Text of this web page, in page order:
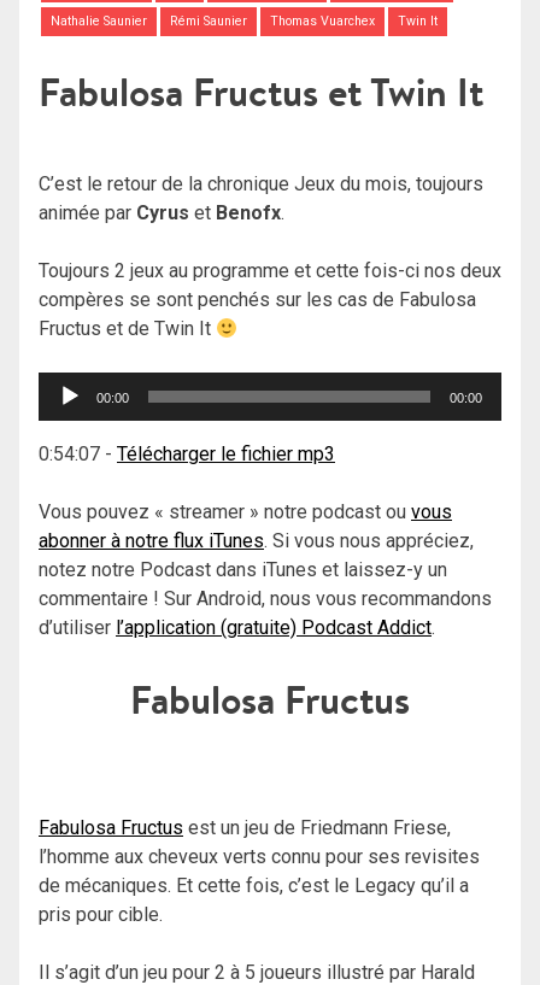
Nathalie Saunier Rémi Saunier Thomas Vuarchex Twin It
Fabulosa Fructus et Twin It
C’est le retour de la chronique Jeux du mois, toujours
animée par Cyrus et Benofx.
Toujours 2 jeux au programme et cette fois-ci nos deux
compères se sont penchés sur les cas de Fabulosa
Fructus et de Twin It
Lecteur
00:00 00:00
0:54:07 - Télécharger le fichier mp3
Vous pouvez « streamer » notre podcast ou vous
abonner à notre flux iTunes. Si vous nous appréciez,
notez notre Podcast dans iTunes et laissez-y un
commentaire ! Sur Android, nous vous recommandons
d’utiliser l’application (gratuite) Podcast Addict.
Fabulosa Fructus
Fabulosa Fructus est un jeu de Friedmann Friese,
l’homme aux cheveux verts connu pour ses revisites
de mécaniques. Et cette fois, c’est le Legacy qu’il a
pris pour cible.
Il s’agit d’un jeu pour 2 à 5 joueurs illustré par Harald